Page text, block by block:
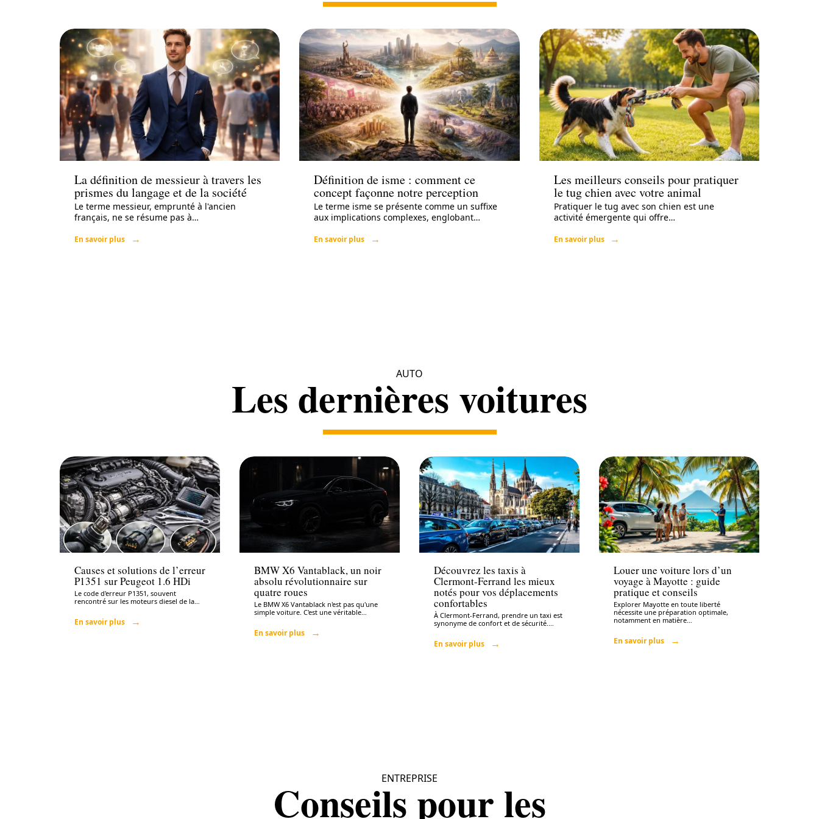
Actu
La définition de messieur à travers les
prismes du langage et de la société
Le terme messieur, emprunté à l'ancien
français, ne se résume pas à…
En savoir plus
Actu
Définition de isme : comment ce
concept façonne notre perception
Le terme isme se présente comme un suffixe
aux implications complexes, englobant…
En savoir plus
Actu
Les meilleurs conseils pour pratiquer
le tug chien avec votre animal
Pratiquer le tug avec son chien est une
activité émergente qui offre…
En savoir plus
AUTO
Les dernières voitures
Auto
Causes et solutions de l’erreur
P1351 sur Peugeot 1.6 HDi
Le code d'erreur P1351, souvent
rencontré sur les moteurs diesel de la
En savoir plus
Auto
BMW X6 Vantablack, un noir
absolu révolutionnaire sur
quatre roues
Le BMW X6 Vantablack n'est pas qu'une
simple voiture. C'est une véritable
En savoir plus
Auto
Découvrez les taxis à
Clermont-Ferrand les mieux
notés pour vos déplacements
confortables
À Clermont-Ferrand, prendre un taxi est
synonyme de confort et de sécurité.
En savoir plus
Auto Loisirs
Louer une voiture lors d’un
voyage à Mayotte : guide
pratique et conseils
Explorer Mayotte en toute liberté
nécessite une préparation optimale,
notamment en matière
En savoir plus
ENTREPRISE
Conseils pour les